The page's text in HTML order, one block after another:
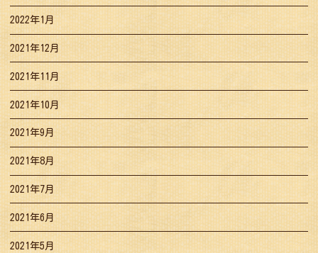
2022年1月
2021年12月
2021年11月
2021年10月
2021年9月
2021年8月
2021年7月
2021年6月
2021年5月